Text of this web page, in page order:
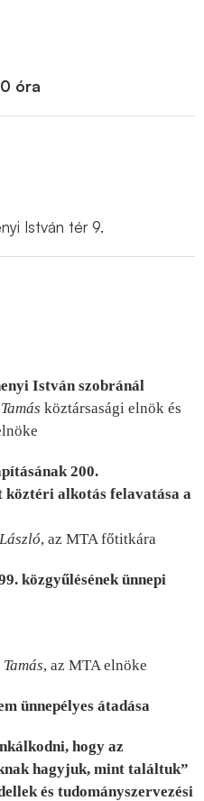
óra
István tér 9.
István szobránál
köztársasági elnök és
200.
alkotás felavatása a
, az MTA főtitkára
közgyűlésének ünnepi
, az MTA elnöke
ünnepélyes átadása
hogy az
hagyjuk, mint találtuk”
és tudományszervezési